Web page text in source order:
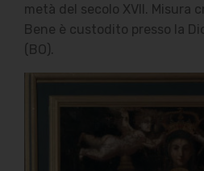
metà del secolo XVII. Misura
Bene è custodito presso la
(BO).